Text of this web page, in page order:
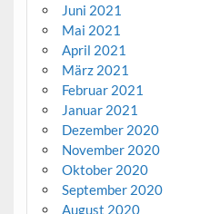
Juni 2021
Mai 2021
April 2021
März 2021
Februar 2021
Januar 2021
Dezember 2020
November 2020
Oktober 2020
September 2020
August 2020